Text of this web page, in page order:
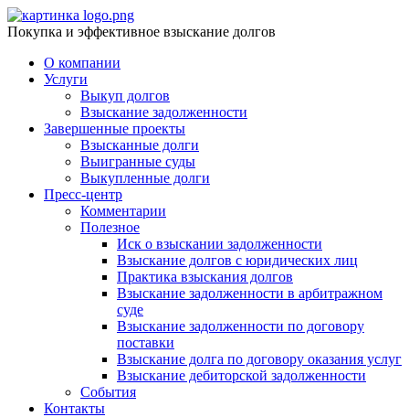
Покупка и эффективное взыскание долгов
О компании
Услуги
Выкуп долгов
Взыскание задолженности
Завершенные проекты
Взысканные долги
Выигранные суды
Выкупленные долги
Пресс-центр
Комментарии
Полезное
Иск о взыскании задолженности
Взыскание долгов с юридических лиц
Практика взыскания долгов
Взыскание задолженности в арбитражном
суде
Взыскание задолженности по договору
поставки
Взыскание долга по договору оказания услуг
Взыскание дебиторской задолженности
События
Контакты